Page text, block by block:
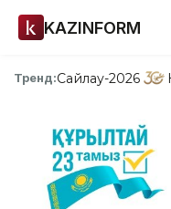
KAZINFORM
Тренд:Сайлау-2026